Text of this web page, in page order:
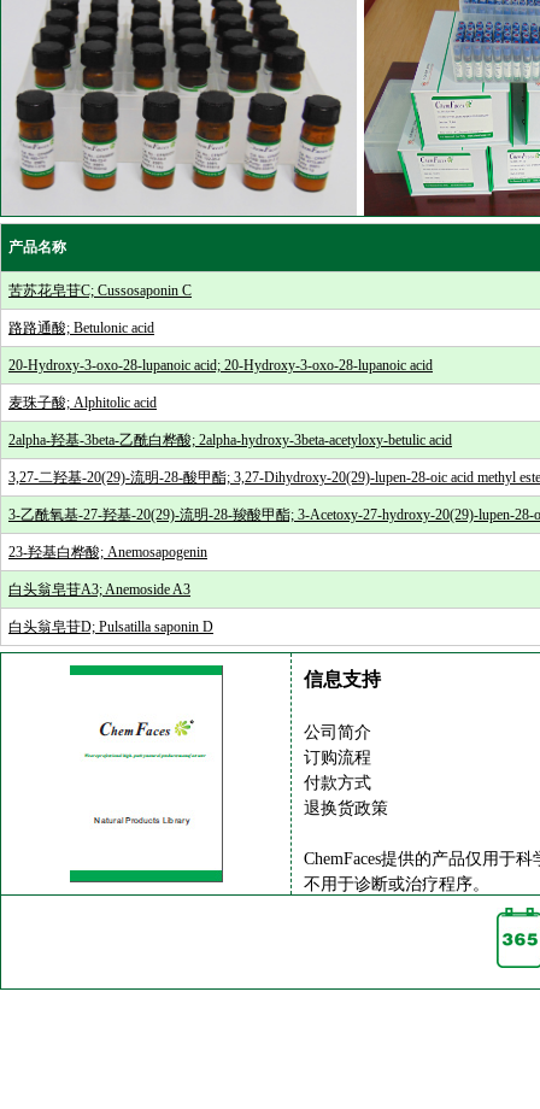
产品名称
苦苏花皂苷C; Cussosaponin C
路路通酸; Betulonic acid
20-Hydroxy-3-oxo-28-lupanoic acid; 20-Hydroxy-3-oxo-28-lupanoic acid
麦珠子酸; Alphitolic acid
2alpha-羟基-3beta-乙酰白桦酸; 2alpha-hydroxy-3beta-acetyloxy-betulic acid
3,27-二羟基-20(29)-流明-28-酸甲酯; 3,27-Dihydroxy-20(29)-lupen-28-oic acid methyl
3-乙酰氧基-27-羟基-20(29)-流明-28-羧酸甲酯; 3-Acetoxy-27-hydroxy-20(29)-lupen-28-
23-羟基白桦酸; Anemosapogenin
白头翁皂苷A3; Anemoside A3
白头翁皂苷D; Pulsatilla saponin D
信息支持
公司简介
订购流程
付款方式
退换货政策
ChemFaces提供的产品仅用于
不用于诊断或治疗程序。